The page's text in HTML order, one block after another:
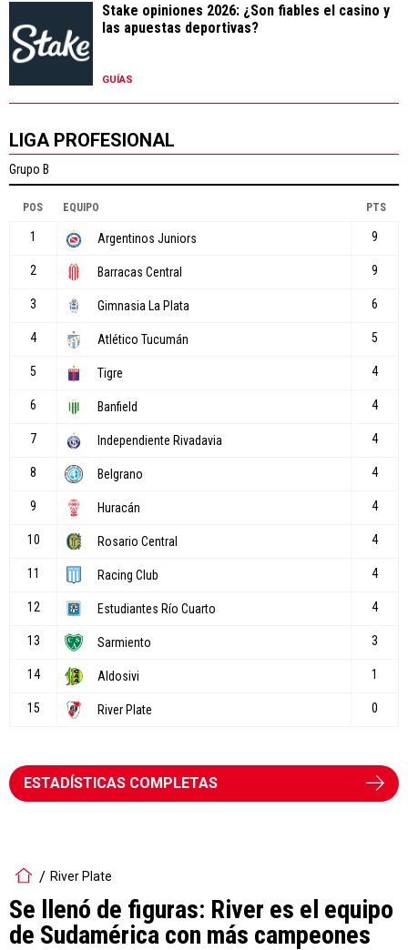
Stake opiniones 2026: ¿Son fiables el casino y
las apuestas deportivas?
GUÍAS
LIGA PROFESIONAL
ESTADÍSTICAS COMPLETAS
River Plate
Se llenó de figuras: River es el equipo
de Sudamérica con más campeones